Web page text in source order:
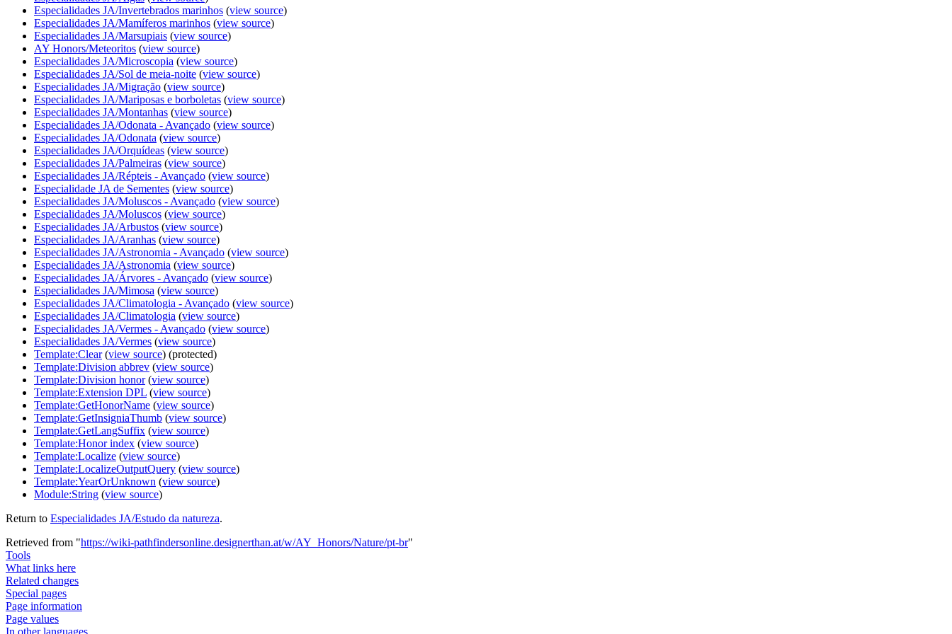
Especialidades JA/Invertebrados marinhos (view source)
Especialidades JA/Mamíferos marinhos (view source)
Especialidades JA/Marsupiais (view source)
AY Honors/Meteoritos (view source)
Especialidades JA/Microscopia (view source)
Especialidades JA/Sol de meia-noite (view source)
Especialidades JA/Migração (view source)
Especialidades JA/Mariposas e borboletas (view source)
Especialidades JA/Montanhas (view source)
Especialidades JA/Odonata - Avançado (view source)
Especialidades JA/Odonata (view source)
Especialidades JA/Orquídeas (view source)
Especialidades JA/Palmeiras (view source)
Especialidades JA/Répteis - Avançado (view source)
Especialidade JA de Sementes (view source)
Especialidades JA/Moluscos - Avançado (view source)
Especialidades JA/Moluscos (view source)
Especialidades JA/Arbustos (view source)
Especialidades JA/Aranhas (view source)
Especialidades JA/Astronomia - Avançado (view source)
Especialidades JA/Astronomia (view source)
Especialidades JA/Árvores - Avançado (view source)
Especialidades JA/Mimosa (view source)
Especialidades JA/Climatologia - Avançado (view source)
Especialidades JA/Climatologia (view source)
Especialidades JA/Vermes - Avançado (view source)
Especialidades JA/Vermes (view source)
Template:Clear(view source) (protected)
Template:Division abbrev (view source)
Template:Division honor(view source)
Template:Extension DPL (view source)
Template:GetHonorName (view source)
Template:GetInsigniaThumb (view source)
Template:GetLangSuffix (view source)
Template:Honor index (view source)
Template:Localize (view source)
Template:LocalizeOutputQuery (view source)
Template:YearOrUnknown (view source)
Module:String (view source)
Return to Especialidades JA/Estudo da natureza.
Retrieved from "https://wiki-pathfindersonline.designerthan.at/w/AY_Honors/Nature/pt-br"
Tools
What links here
Related changes
Special pages
Page information
Page values
In other languages